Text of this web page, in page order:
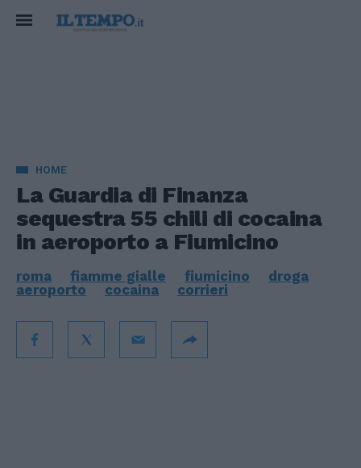
HOME
La Guardia di Finanza
sequestra 55 chili di cocaina
in aeroporto a Fiumicino
roma fiamme gialle fiumicino
droga
aeroporto
cocaina corrieri